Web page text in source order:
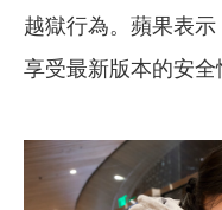
越獄行為。蘋果表
享受最新版本的安全